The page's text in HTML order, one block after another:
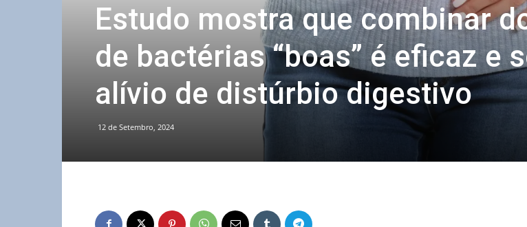
Estudo mostra que combinar
de bactérias “boas” é eficaz e
alívio de distúrbio digestivo
12 de Setembro, 2024